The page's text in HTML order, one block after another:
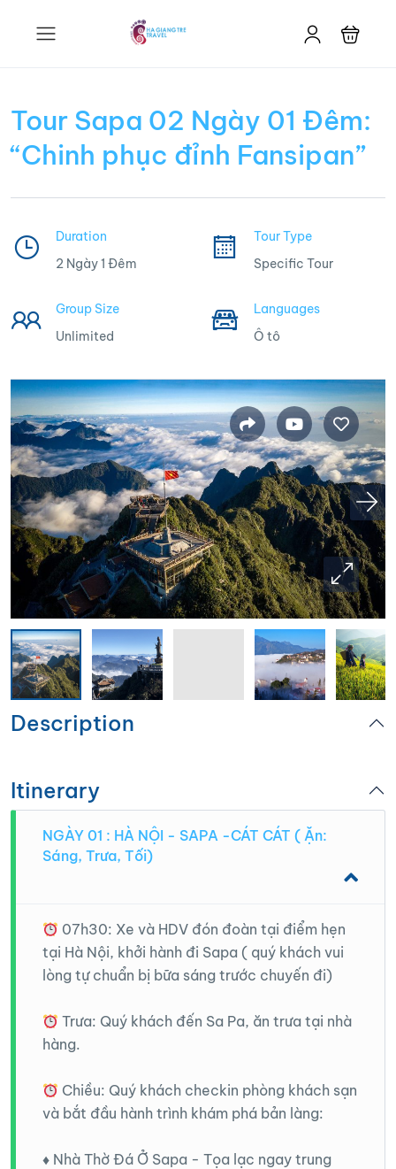
Tour Sapa 02 Ngày 01 Đêm:
“Chinh phục đỉnh Fansipan”
Duration
2 Ngày 1 Đêm
Tour Type
Specific Tour
Group Size
Unlimited
Languages
Ô tô
Description
Itinerary
NGÀY 01 : HÀ NỘI - SAPA -CÁT CÁT ( Ặn:
Sáng, Trưa, Tối)
07h30: Xe và HDV đón đoàn tại điểm hẹn
tại Hà Nội, khởi hành đi Sapa ( quý khách vui
lòng tự chuẩn bị bữa sáng trước chuyến đi)
Trưa: Quý khách đến Sa Pa, ăn trưa tại nhà
hàng.
Chiều: Quý khách checkin phòng khách sạn
và bắt đầu hành trình khám phá bản làng:
♦️ Nhà Thờ Đá Ở Sapa - Tọa lạc ngay trung